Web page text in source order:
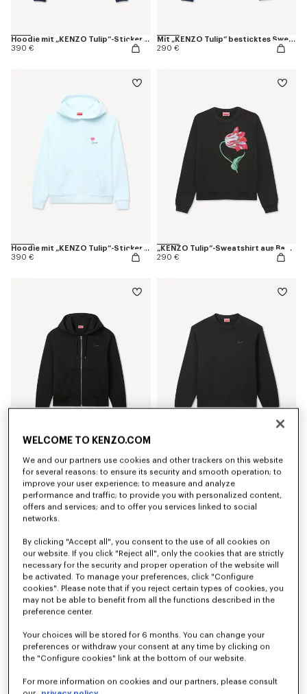
Hoodie mit „KENZO Tulip“-Stickerei und Reißverschluss aus Baumwolle
390 €
Mit „KENZO Tulip“ besticktes Sweatshirt aus Baumwolle
290 €
Hoodie mit „KENZO Tulip“-Stickerei aus Baumwolle
390 €
„KENZO Tulip“-Sweatshirt aus Baumwolle
290 €
Hoodie mit „KENZO Signature“-Stickerei und Reißverschluss aus Baumwolle
390 €
250 €
WELCOME TO KENZO.COM
We and our partners use cookies and other trackers on this website
for several reasons: to ensure its security and smooth operation; to
improve your user experience; to measure and analyze
performance and traffic; to provide you with personalized content,
offers and services; and to offer you services linked to social
networks.
By clicking "Accept all", you consent to the use of all cookies on
our website. If you click "Reject all", only the cookies that are strictly
necessary for the security and proper operation of the website will
be activated. To manage your preferences, click "Configure
cookies". Please note that if you reject certain types of cookies, you
may not be able to benefit from all the functions described in the
preference center.
Your choices will be stored for 6 months. You can change your
preferences or withdraw your consent at any time by clicking on
the "Configure cookies" link at the bottom of our website.
For more information on cookies and our partners, please consult